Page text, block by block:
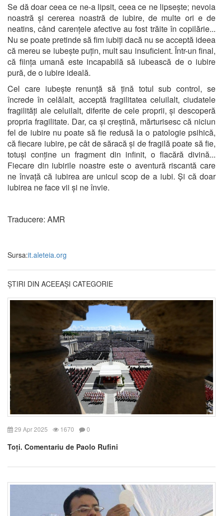
Se dă doar ceea ce ne-a lipsit, ceea ce ne lipsește; nevoia
noastră și cererea noastră de iubire, de multe ori e de
neatins, când carențele afective au fost trăite în copilărie...
Nu se poate pretinde să fim iubiți dacă nu se acceptă ideea
că mereu se iubește puțin, mult sau insuficient. Într-un final,
că ființa umană este incapabilă să iubească de o iubire
pură, de o iubire ideală.
Cel care iubește renunță să țină totul sub control, se
încrede în celălalt, acceptă fragilitatea celuilalt, ciudatele
fragilități ale celuilalt, diferite de cele proprii, și descoperă
propria fragilitate. Dar, ca și creștină, mărturisesc că niciun
fel de iubire nu poate să fie redusă la o patologie psihică,
că fiecare iubire, pe cât de săracă și de fragilă poate să fie,
totuși conține un fragment din infinit, o flacără divină...
Fiecare din iubirile noastre este o aventură riscantă care
ne învață că iubirea are unicul scop de a iubi. Și că doar
iubirea ne face vii și ne învie.
Traducere: AMR
Sursa:it.aleteia.org
ȘTIRI DIN ACEEAȘI CATEGORIE
29 Apr 2025 1670 0
Toți. Comentariu de Paolo Rufini